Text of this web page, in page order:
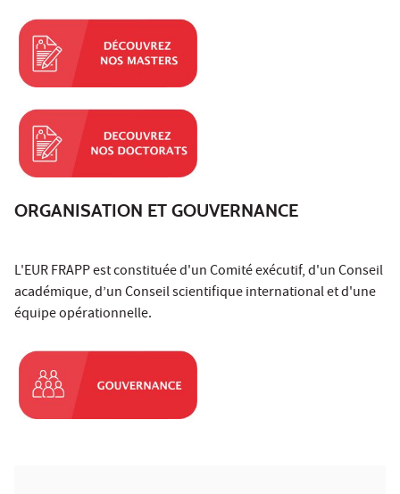
ORGANISATION ET GOUVERNANCE
L'EUR FRAPP est constituée d'un Comité exécutif, d'un Conseil
académique, d’un Conseil scientifique international et d'une
équipe opérationnelle.